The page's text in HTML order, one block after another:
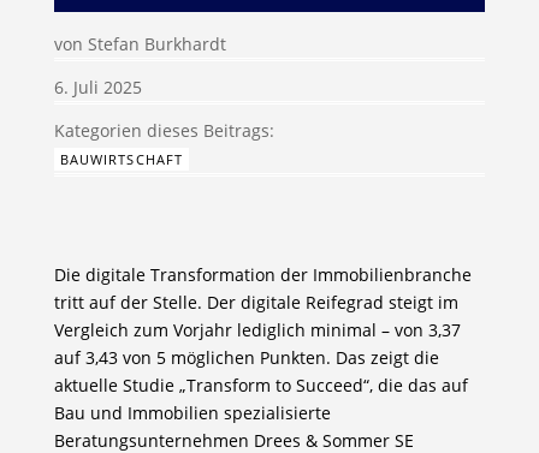
von Stefan Burkhardt
6. Juli 2025
BAUWIRTSCHAFT
Die digitale Transformation der Immobilienbranche
tritt auf der Stelle. Der digitale Reifegrad steigt im
Vergleich zum Vorjahr lediglich minimal – von 3,37
auf 3,43 von 5 möglichen Punkten. Das zeigt die
aktuelle Studie „Transform to Succeed“, die das auf
Bau und Immobilien spezialisierte
Beratungsunternehmen Drees & Sommer SE